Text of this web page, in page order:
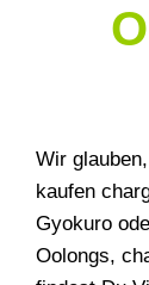
Wir
kaufen
Gyokuro
Oolongs,